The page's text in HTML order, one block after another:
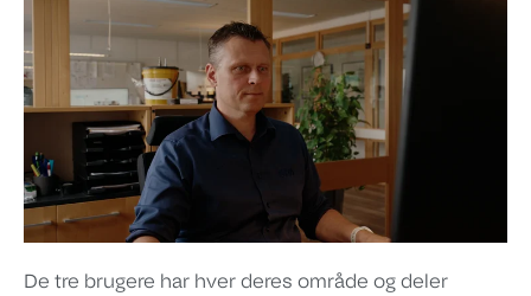
De tre brugere har hver deres område og deler